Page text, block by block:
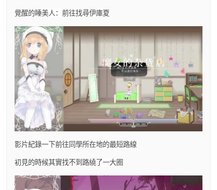
覺醒的睡美人：前往找尋伊庫夏
影片紀錄一下前往同學所在地的最短路線
初見的時候其實找不到路繞了一大圈